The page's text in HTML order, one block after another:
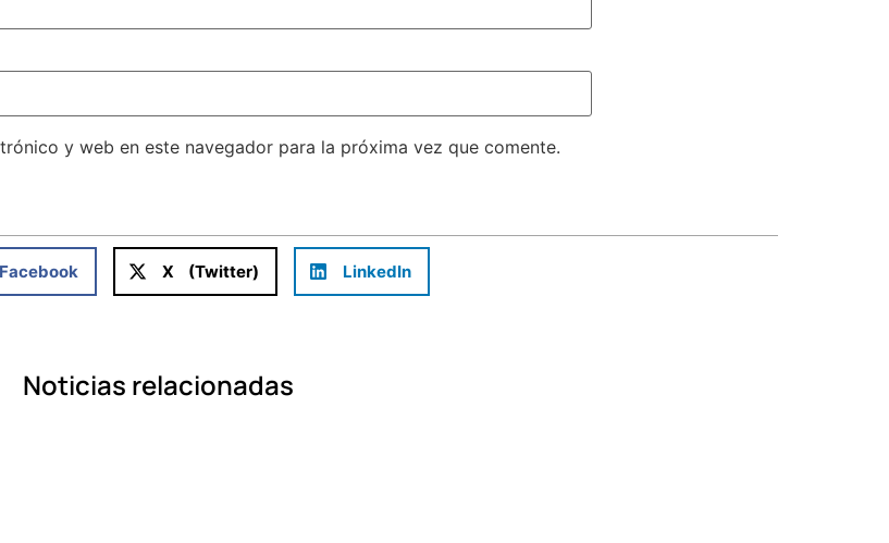
y web en este navegador para la próxima vez que comente.
Facebook X (Twitter) LinkedIn
Noticias relacionadas